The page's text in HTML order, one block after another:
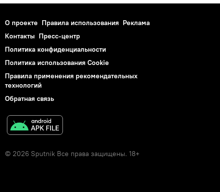
О проекте Правила использования Реклама
Контакты Пресс-центр
Политика конфиденциальности
Политика использования Cookie
Правила применения рекомендательных
технологий
Обратная связь
© 2026 Sputnik Все права защищены. 18+